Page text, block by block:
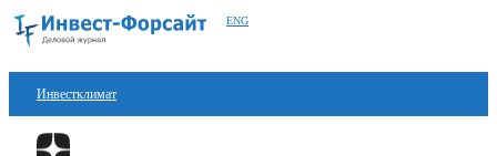
ENG
Инвестклимат
Финансы